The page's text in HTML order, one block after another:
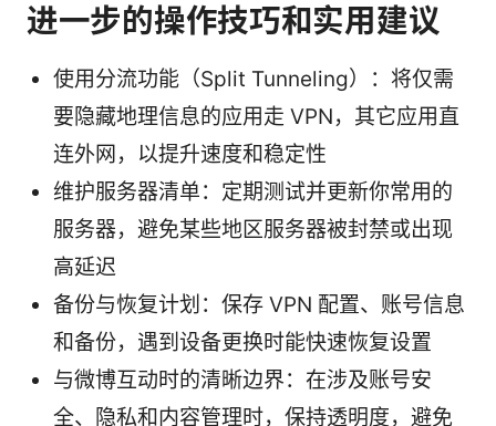
进一步的操作技巧和实用建议
使用分流功能（Split Tunneling）：将仅需
要隐藏地理信息的应用走 VPN，其它应用直
连外网，以提升速度和稳定性
维护服务器清单：定期测试并更新你常用的
服务器，避免某些地区服务器被封禁或出现
高延迟
备份与恢复计划：保存 VPN 配置、账号信息
和备份，遇到设备更换时能快速恢复设置
与微博互动时的清晰边界：在涉及账号安
全、隐私和内容管理时，保持透明度，避免